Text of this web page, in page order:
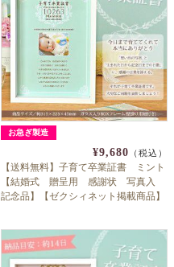
お急ぎ製造
¥9,680 （税込）
【送料無料】子育て卒業証書 ミント
【結婚式 贈呈用 感謝状 写真入
記念品】【ゼクシィネット掲載商品】